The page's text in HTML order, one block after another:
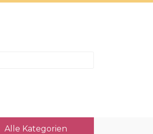
Alle Kategorien